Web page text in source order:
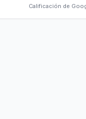
Calificación de